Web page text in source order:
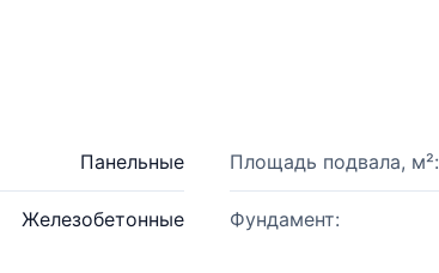
Панельные Площадь подвала, м²:
Железобетонные Фундамент: